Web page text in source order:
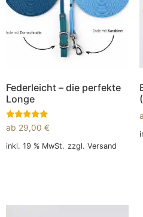
Federleicht – die perfekte
Longe
Bewertet
mit
5.00
von 5
ab 29,00 €
inkl. 19 % MwSt. zzgl. Versand